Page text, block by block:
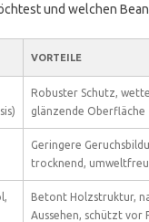
und welchen
VORTEILE
Robuster Schutz,
glänzende Oberfläche
Geringere
trocknend,
Betont Holzstruktur,
Aussehen, schützt vor